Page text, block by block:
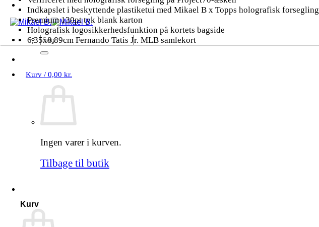
Søg
efter:
Kurv / 0,00 kr.
Ingen varer i kurven.
Tilbage til butik
Kurv
Indkapslet i beskyttende plastiketui med Mikael B x Topps holografisk forsegling
Premium 130pt tyk blank karton
Holografisk logosikkerhedsfunktion på kortets bagside
6,35x8,89cm Fernando Tatis Jr. MLB samlekort